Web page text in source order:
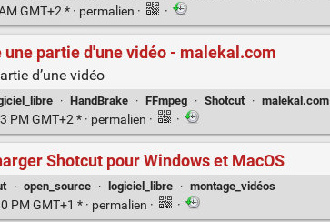
GMT+2 * · permalien · ·
partie d'une vidéo - malekal.com
d’une vidéo
· HandBrake · FFmpeg · Shotcut · malekal.com
PM GMT+2 * · permalien · ·
Shotcut pour Windows et MacOS
· open_source · logiciel_libre · montage_vidéos
PM GMT+1 * · permalien · ·